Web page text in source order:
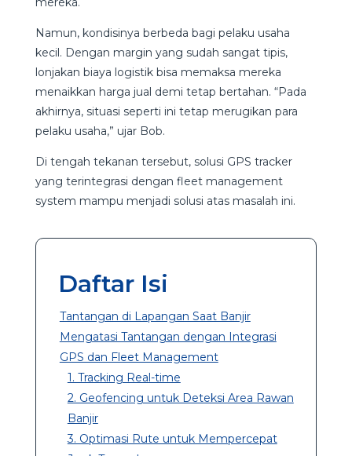
Namun, kondisinya berbeda bagi pelaku usaha
kecil. Dengan margin yang sudah sangat tipis,
lonjakan biaya logistik bisa memaksa mereka
menaikkan harga jual demi tetap bertahan. “Pada
akhirnya, situasi seperti ini tetap merugikan para
pelaku usaha,” ujar Bob.
Di tengah tekanan tersebut, solusi GPS tracker
yang terintegrasi dengan fleet management
system mampu menjadi solusi atas masalah ini.
Daftar Isi
Tantangan di Lapangan Saat Banjir
Mengatasi Tantangan dengan Integrasi
GPS dan Fleet Management
1. Tracking Real-time
2. Geofencing untuk Deteksi Area Rawan
Banjir
3. Optimasi Rute untuk Mempercepat